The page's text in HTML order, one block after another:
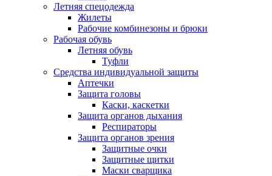
Летняя спецодежда
Жилеты
Рабочие комбинезоны и брюки
Рабочая обувь
Летняя обувь
Туфли
Средства индивидуальной защиты
Аптечки
Защита головы
Каски, каскетки
Защита органов дыхания
Респираторы
Защита органов зрения
Защитные очки
Защитные щитки
Маски сварщика